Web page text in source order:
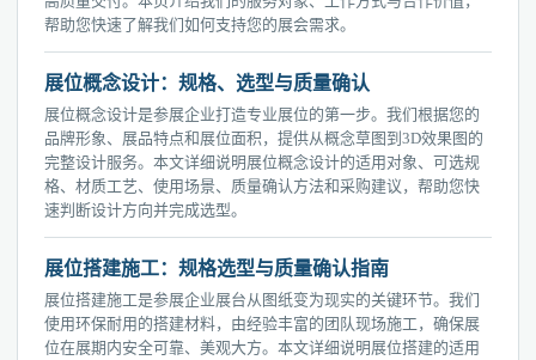
帮助您快速了解我们如何支持您的展会需求。
展位概念设计：规格、选型与质量确认
展位概念设计是参展企业打造专业展位的第一步。我们根据您的
品牌形象、展品特点和展位面积，提供从概念草图到3D效果图的
完整设计服务。本文详细说明展位概念设计的适用对象、可选规
格、材质工艺、使用场景、质量确认方法和采购建议，帮助您快
速判断设计方向并完成选型。
展位搭建施工：规格选型与质量确认指南
展位搭建施工是参展企业展台从图纸变为现实的关键环节。我们
使用环保耐用的搭建材料，由经验丰富的团队现场施工，确保展
位在展期内安全可靠、美观大方。本文详细说明展位搭建的适用